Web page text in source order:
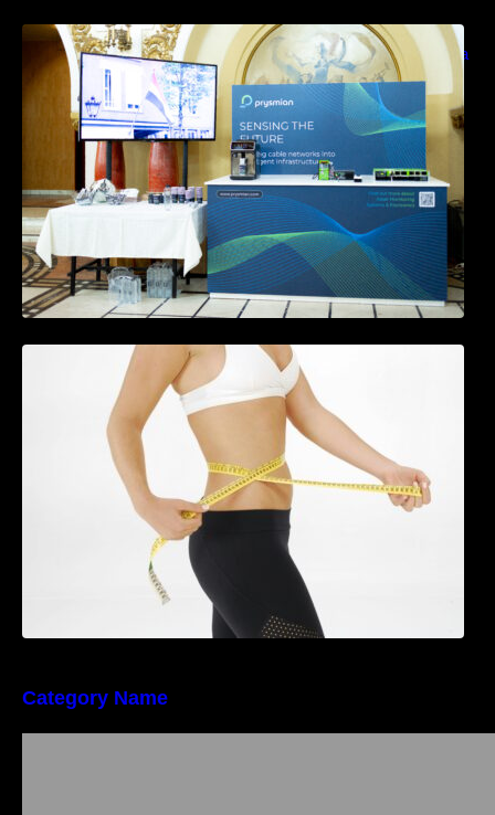
Prysmian aduce la COMM26 tehnologii de
sensing si Digital Energy pentru monitorizarea
in timp real a infrastrucrutilor critice
Tratamentul Wegovy® generează o scădere
în greutate de până la 22,6% la femei în
perioada menopauzei și reduce la jumătate
riscul de migrene
Category Name